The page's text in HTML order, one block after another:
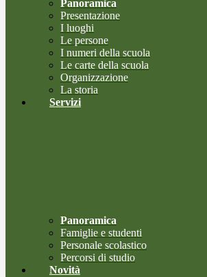
Panoramica
Presentazione
I luoghi
Le persone
I numeri della scuola
Le carte della scuola
Organizzazione
La storia
Servizi
Panoramica
Famiglie e studenti
Personale scolastico
Percorsi di studio
Novità